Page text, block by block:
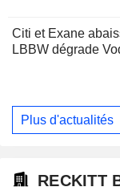
Citi et Exane
LBBW dégrade
Plus d'actualités
RECKITT